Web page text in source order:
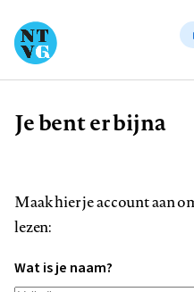
Kruimelpad
Je bent er bijna
Maak hier je account aan
lezen:
Wat is je naam?